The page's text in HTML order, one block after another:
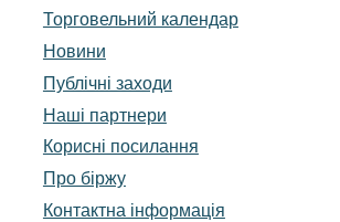
Торговельний календар
Новини
Публічні заходи
Наші партнери
Корисні посилання
Про біржу
Контактна інформація